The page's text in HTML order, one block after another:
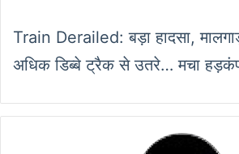
Train Derailed: बड़ा हादसा,
अधिक डिब्बे ट्रैक से उतरे… मचा